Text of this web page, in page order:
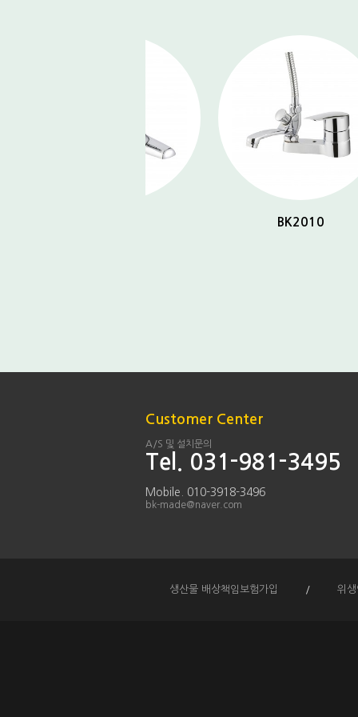
BK2032
Customer Center
A/S 및 설치문의
Tel. 031-981-3495
Mobile. 010-3918-3496
bk-made@naver.com
생산물 배상책임보험가입 / 위